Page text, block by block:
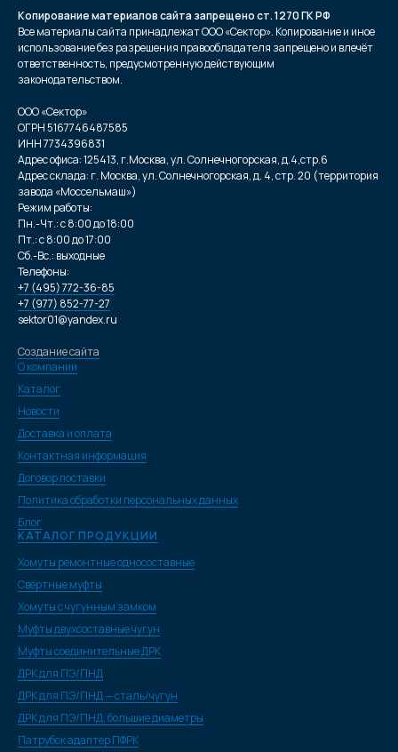
Копирование материалов сайта запрещено ст. 1270 ГК РФ
Все материалы сайта принадлежат ООО «Сектор». Копирование и иное
использование без разрешения правообладателя запрещено и влечёт
ответственность, предусмотренную действующим
законодательством.
ООО «Сектор»
ОГРН 5167746487585
ИНН 7734396831
Адрес офиса: 125413, г.Москва, ул. Солнечногорская, д.4,стр.6
Адрес склада: г. Москва, ул. Солнечногорская, д. 4, стр. 20 (территория
завода «Моссельмаш»)
Режим работы:
Пн.-Чт.: с 8:00 до 18:00
Пт.: с 8:00 до 17:00
Сб.-Вс.: выходные
Телефоны:
+7 (495) 772-36-85
+7 (977) 852-77-27
sektor01@yandex.ru
Создание сайта
О компании
Каталог
Новости
Доставка и оплата
Контактная информация
Договор поставки
Политика обработки персональных данных
Блог
КАТАЛОГ ПРОДУКЦИИ
Хомуты ремонтные односоставные
Свёртные муфты
Хомуты с чугунным замком
Муфты двухсоставные чугун
Муфты соединительные ДРК
ДРК для ПЭ/ПНД
ДРК для ПЭ/ПНД — сталь/чугун
ДРК для ПЭ/ПНД, большие диаметры
Патрубок адаптер ПФРК